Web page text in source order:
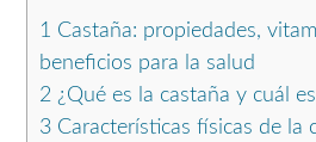
1 Castaña: propiedades,
beneficios para la salud
2 ¿Qué es la castaña y cuál
3 Características físicas de la